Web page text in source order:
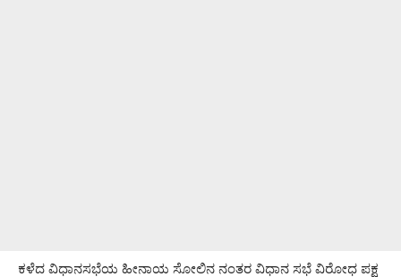
ಕಳೆದ ವಿಧಾನಸಭೆಯ ಹೀನಾಯ ಸೋಲಿನ ನಂತರ ವಿಧಾನ ಸಭೆ ವಿರೋಧ ಪಕ್ಷ